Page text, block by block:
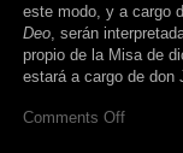
este modo, y a cargo
Deo , serán
propio de la Misa de
estará a cargo de don
Comments Offon